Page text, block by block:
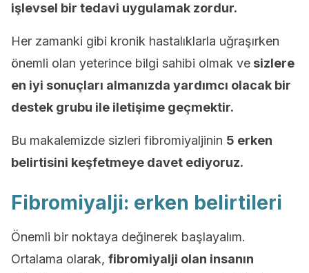
işlevsel bir tedavi uygulamak zordur.
Her zamanki gibi kronik hastalıklarla uğraşırken
önemli olan yeterince bilgi sahibi olmak ve sizlere
en iyi sonuçları almanızda yardımcı olacak bir
destek grubu ile iletişime geçmektir.
Bu makalemizde sizleri fibromiyaljinin 5 erken
belirtisini keşfetmeye davet ediyoruz.
Fibromiyalji: erken belirtileri
Önemli bir noktaya değinerek başlayalım.
Ortalama olarak, fibromiyalji olan insanın